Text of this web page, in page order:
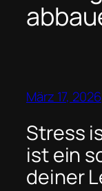
März 17, 2026
Stress
ist ein
deiner